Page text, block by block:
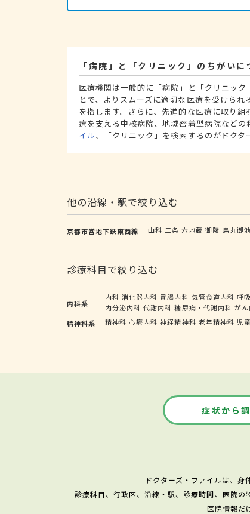
「病院」と「クリニック」のちがいに
医療機関は一般的に「病院」と「クリニッ
とで、よりスムーズに適切な医療を受けら
を指します。さらに、先進的な医療に取り
療を支える中核病院、地域密着型病院などの
イル、「クリニック」を検索するのがドクタ
他の沿線・駅で絞り込む
京都市営地下鉄東西線 山科 二条 六地蔵 御陵 烏丸御池
診療科目で絞り込む
内科系
内科 消化器内科 胃腸内科 気管食道内科 呼
内分泌内科 代謝内科 糖尿病・代謝内科 が
精神科系
精神科 心療内科 神経精神科 老年精神科 児
症状から
ドクターズ・ファイルは、
診療科目、行政区、沿線・駅、診療時間、医院
医院情報だ